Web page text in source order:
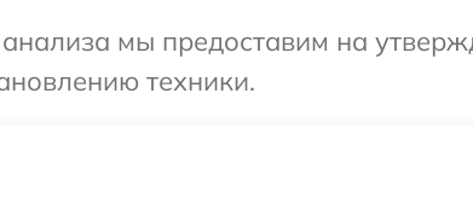
мы предоставим на
техники.